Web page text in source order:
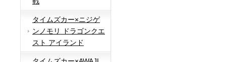
タイムズカー×ニジゲ
ンノモリ ドラゴンクエ
スト アイランド